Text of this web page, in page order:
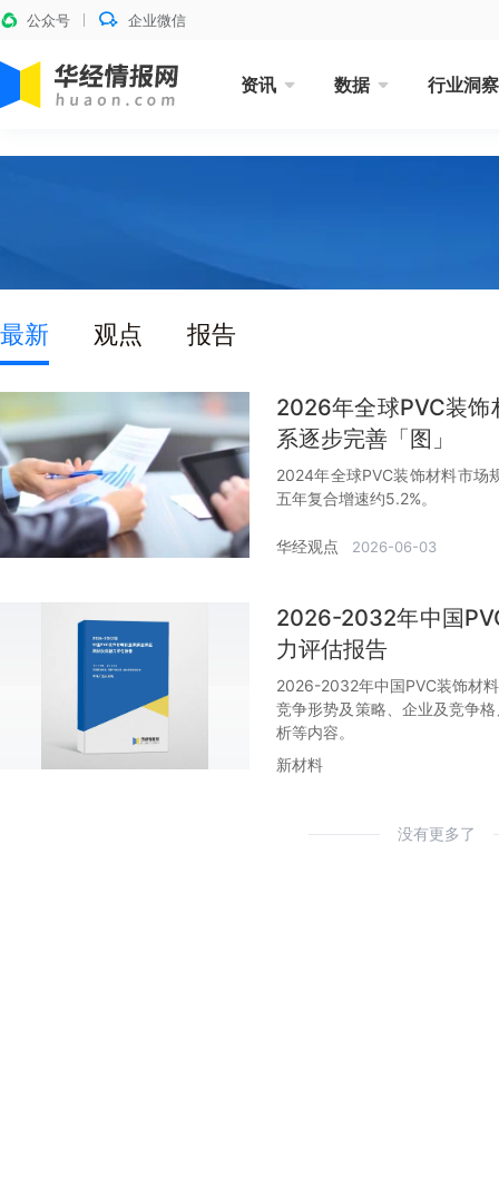
公众号 企业微信
资讯 数据 行业洞察
最新 观点 报告
2026年全球PVC装饰
系逐步完善「图」
2024年全球PVC装饰材料市
五年复合增速约5.2%。
华经观点 2026-06-03
2026-2032年中国
力评估报告
2026-2032年中国PVC装饰材
竞争形势及策略、企业及竞争
析等内容。
新材料
没有更多了